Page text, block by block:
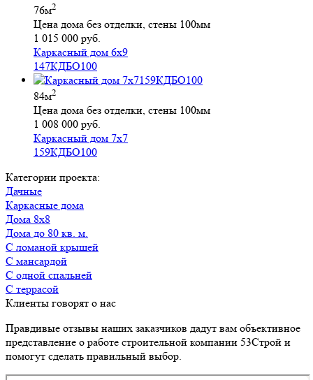
76м2
Цена дома без отделки, стены 100мм
1 015 000 руб.
Каркасный дом 6х9
147КДБО100
84м2
Цена дома без отделки, стены 100мм
1 008 000 руб.
Каркасный дом 7х7
159КДБО100
Категории проекта:
Дачные
Каркасные дома
Дома 8х8
Дома до 80 кв. м.
с ломаной крышей
с мансардой
с одной спальней
с террасой
Клиенты говорят о нас
Правдивые отзывы наших заказчиков дадут вам объективное
представление о работе строительной компании 53Строй и
помогут сделать правильный выбор.